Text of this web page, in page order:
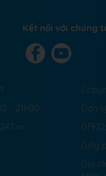
Kết nối với chúng
- 21h00
Đơn
Giấy
Địa